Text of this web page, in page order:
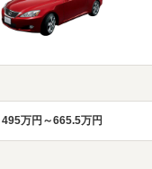
495万円～665.5万円